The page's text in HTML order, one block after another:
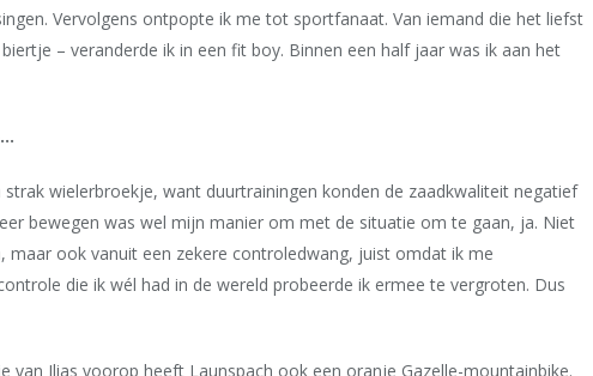
Vervolgens ontpopte ik me tot sportfanaat. Van iemand die het liefst
– veranderde ik in een fit boy. Binnen een half jaar was ik aan het
wielerbroekje, want duurtrainingen konden de zaadkwaliteit negatief
bewegen was wel mijn manier om met de situatie om te gaan, ja. Niet
maar ook vanuit een zekere controledwang, juist omdat ik me
die ik wél had in de wereld probeerde ik ermee te vergroten. Dus
van Ilias voorop heeft Launspach ook een oranje Gazelle-mountainbike.